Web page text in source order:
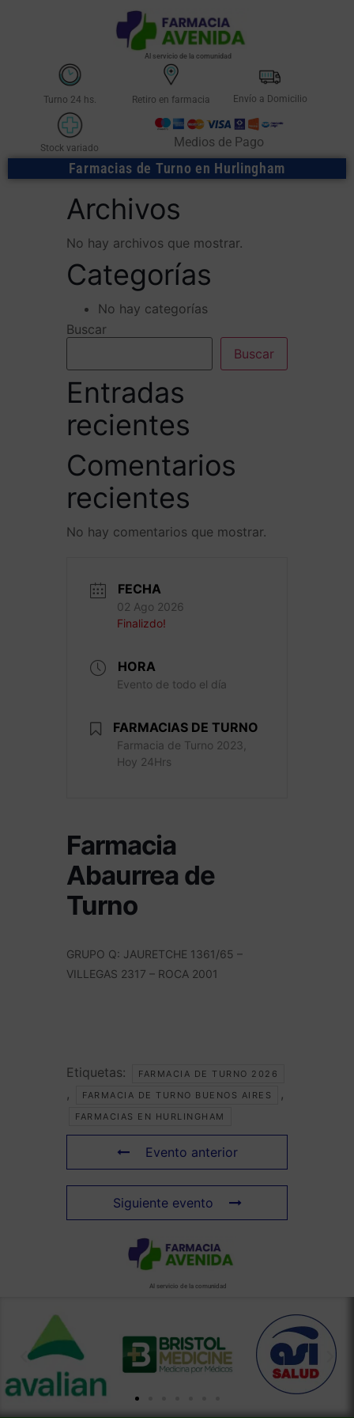
Al servicio de la comunidad
Turno 24 hs. Retiro en farmacia Envío a Domicilio
Stock variado Medios de Pago
Farmacias de Turno en Hurlingham
Archivos
No hay archivos que mostrar.
Categorías
No hay categorías
Buscar
Buscar
Entradas
recientes
Comentarios
recientes
No hay comentarios que mostrar.
FECHA
02 Ago 2026
Finalizdo!
HORA
Evento de todo el día
FARMACIAS DE TURNO
Farmacia de Turno 2023,
Hoy 24Hrs
Farmacia
Abaurrea de
Turno
GRUPO Q: JAURETCHE 1361/65 –
VILLEGAS 2317 – ROCA 2001
Etiquetas: FARMACIA DE TURNO 2026
, FARMACIA DE TURNO BUENOS AIRES ,
FARMACIAS EN HURLINGHAM
Evento anterior
Siguiente evento
Al servicio de la comunidad